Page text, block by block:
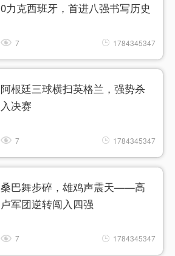
0力克西班牙，首进八强书写历史
7 1784345347
阿根廷三球横扫英格兰，强势杀
入决赛
7 1784345347
桑巴舞步碎，雄鸡声震天——高
卢军团逆转闯入四强
7 1784345347